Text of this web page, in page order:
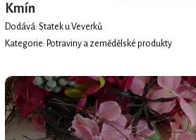
Kmín
Dodává: Statek u Veverků
Kategorie: Potraviny a zemědělské produkty